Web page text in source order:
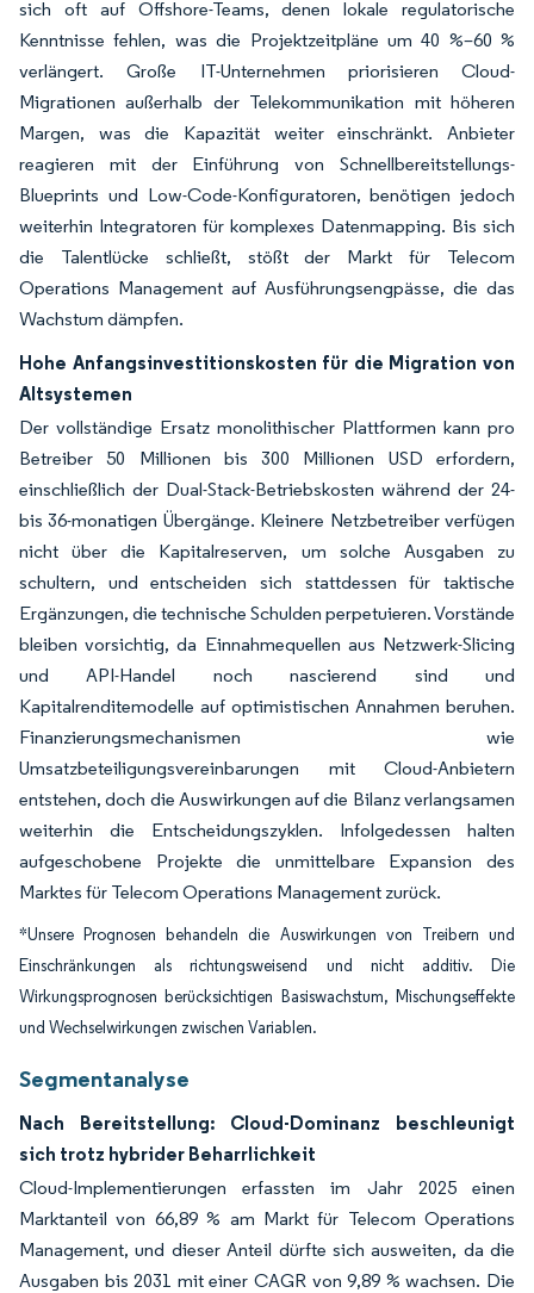
sich oft auf Offshore-Teams, denen lokale regulatorische
Kenntnisse fehlen, was die Projektzeitpläne um 40 %–60 %
verlängert. Große IT-Unternehmen priorisieren Cloud-
Migrationen außerhalb der Telekommunikation mit höheren
Margen, was die Kapazität weiter einschränkt. Anbieter
reagieren mit der Einführung von Schnellbereitstellungs-
Blueprints und Low-Code-Konfiguratoren, benötigen jedoch
weiterhin Integratoren für komplexes Datenmapping. Bis sich
die Talentlücke schließt, stößt der Markt für Telecom
Operations Management auf Ausführungsengpässe, die das
Wachstum dämpfen.
Hohe Anfangsinvestitionskosten für die Migration von
Altsystemen
Der vollständige Ersatz monolithischer Plattformen kann pro
Betreiber 50 Millionen bis 300 Millionen USD erfordern,
einschließlich der Dual-Stack-Betriebskosten während der 24-
bis 36-monatigen Übergänge. Kleinere Netzbetreiber verfügen
nicht über die Kapitalreserven, um solche Ausgaben zu
schultern, und entscheiden sich stattdessen für taktische
Ergänzungen, die technische Schulden perpetuieren. Vorstände
bleiben vorsichtig, da Einnahmequellen aus Netzwerk-Slicing
und API-Handel noch nascierend sind und
Kapitalrenditemodelle auf optimistischen Annahmen beruhen.
Finanzierungsmechanismen wie
Umsatzbeteiligungsvereinbarungen mit Cloud-Anbietern
entstehen, doch die Auswirkungen auf die Bilanz verlangsamen
weiterhin die Entscheidungszyklen. Infolgedessen halten
aufgeschobene Projekte die unmittelbare Expansion des
Marktes für Telecom Operations Management zurück.
*Unsere Prognosen behandeln die Auswirkungen von Treibern und
Einschränkungen als richtungsweisend und nicht additiv. Die
Wirkungsprognosen berücksichtigen Basiswachstum, Mischungseffekte
und Wechselwirkungen zwischen Variablen.
Segmentanalyse
Nach Bereitstellung: Cloud-Dominanz beschleunigt
sich trotz hybrider Beharrlichkeit
Cloud-Implementierungen erfassten im Jahr 2025 einen
Marktanteil von 66,89 % am Markt für Telecom Operations
Management, und dieser Anteil dürfte sich ausweiten, da die
Ausgaben bis 2031 mit einer CAGR von 9,89 % wachsen. Die